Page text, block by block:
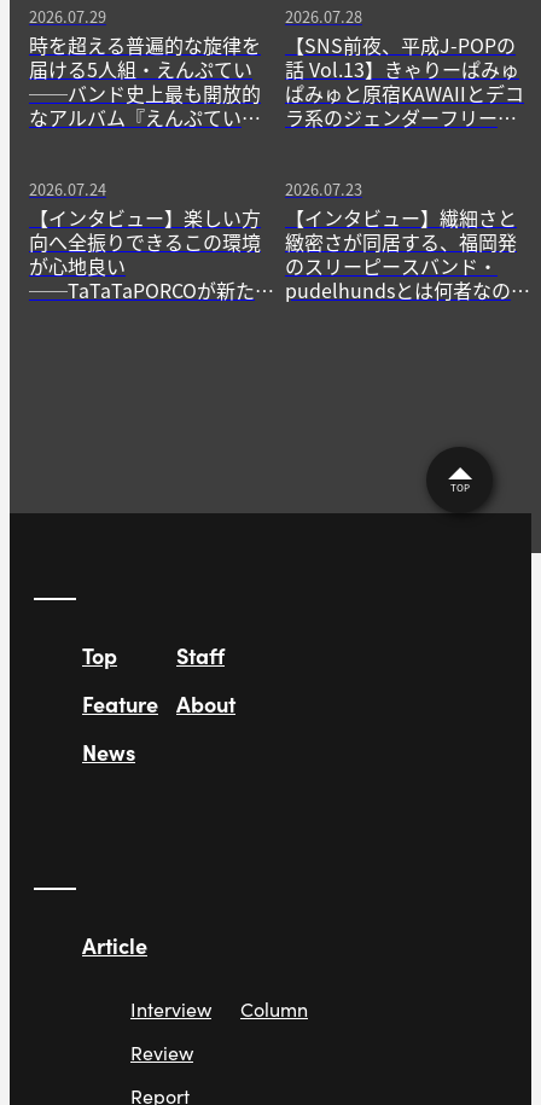
2026.07.29
時を超える普遍的な旋律を
届ける5人組・えんぷてい
──バンド史上最も開放的
なアルバム『えんぷてい』
2026.07.28
【SNS前夜、平成J-POPの
話 Vol.13】きゃりーぱみゅ
ぱみゅと原宿KAWAIIとデコ
ラ系のジェンダーフリーな
2026.07.24
【インタビュー】楽しい方
向へ全振りできるこの環境
が心地良い
──TaTaTaPORCOが新たに
2026.07.23
【インタビュー】繊細さと
緻密さが同居する、福岡発
のスリーピースバンド・
pudelhundsとは何者なの
TOP
Top
Feature
News
Staff
About
Article
Interview
Review
Report
Column